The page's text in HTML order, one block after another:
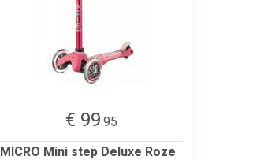
€ 99.95
MICRO Mini step Deluxe Roze